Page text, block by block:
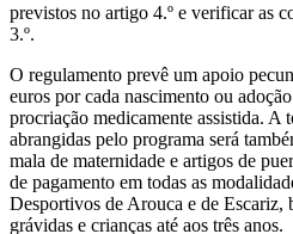
previstos no artigo 4.º e verificar as
3.º.
O regulamento prevê um apoio
euros por cada nascimento ou
procriação medicamente assistida. A
abrangidas pelo programa será
mala de maternidade e artigos de
de pagamento em todas as
Desportivos de Arouca e de Escariz,
grávidas e crianças até aos três anos.